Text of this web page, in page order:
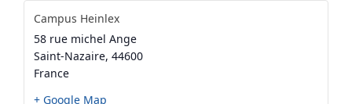
Campus Heinlex
58 rue michel Ange
Saint-Nazaire, 44600
France
+ Google Map